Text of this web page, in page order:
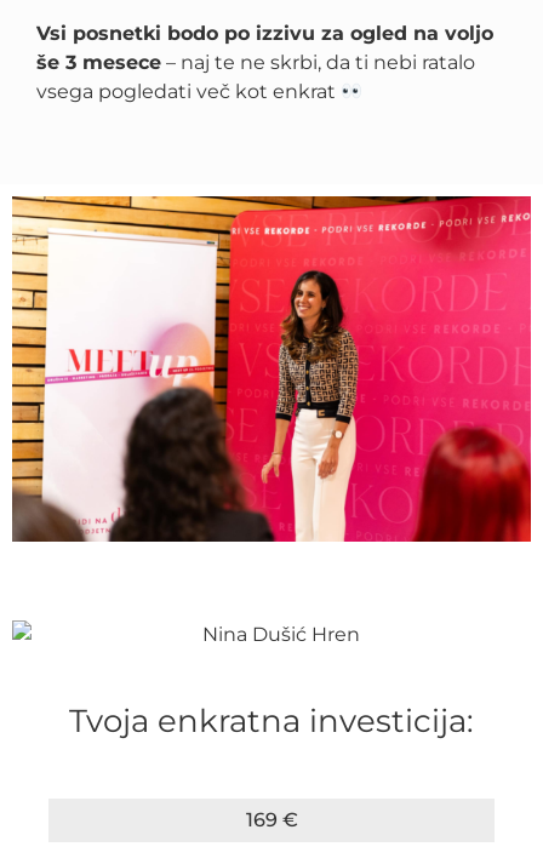
Vsi posnetki bodo po izzivu za ogled na voljo
še 3 mesece – naj te ne skrbi, da ti nebi ratalo
vsega pogledati več kot enkrat
Tvoja enkratna investicija:
169 €